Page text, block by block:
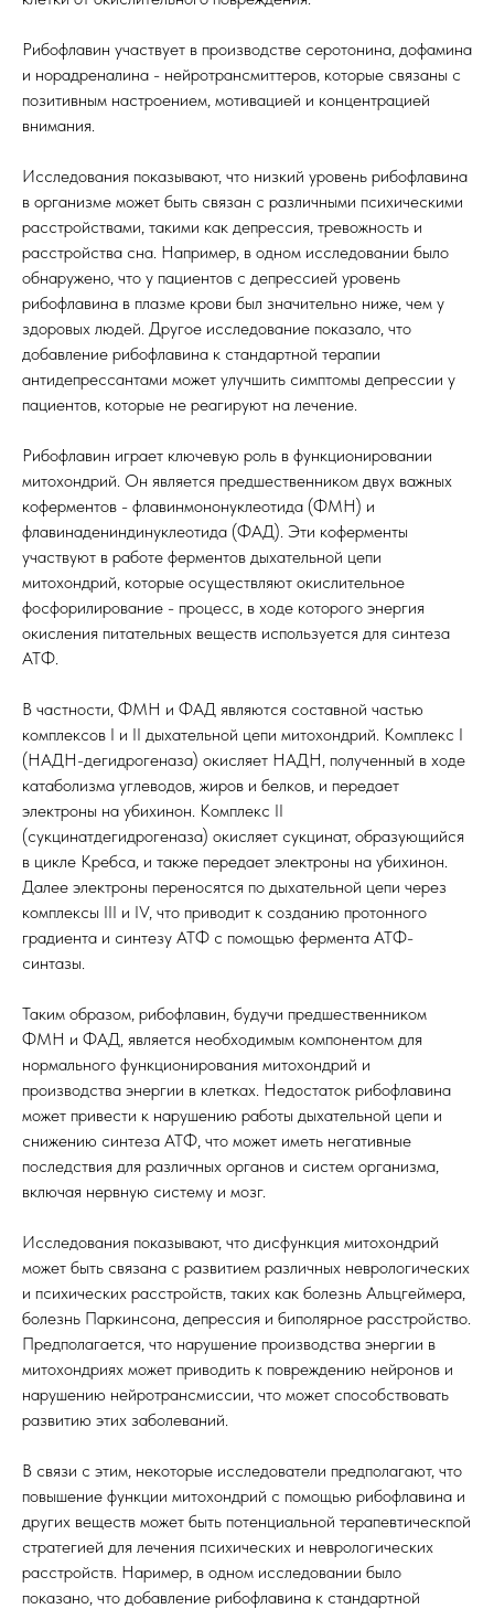
Рибофлавин участвует в производстве серотонина, дофамина
и норадреналина - нейротрансмиттеров, которые связаны с
позитивным настроением, мотивацией и концентрацией
внимания.
Исследования показывают, что низкий уровень рибофлавина
в организме может быть связан с различными психическими
расстройствами, такими как депрессия, тревожность и
расстройства сна. Например, в одном исследовании было
обнаружено, что у пациентов с депрессией уровень
рибофлавина в плазме крови был значительно ниже, чем у
здоровых людей. Другое исследование показало, что
добавление рибофлавина к стандартной терапии
антидепрессантами может улучшить симптомы депрессии у
пациентов, которые не реагируют на лечение.
Рибофлавин играет ключевую роль в функционировании
митохондрий. Он является предшественником двух важных
коферментов - флавинмононуклеотида (ФМН) и
флавинадениндинуклеотида (ФАД). Эти коферменты
участвуют в работе ферментов дыхательной цепи
митохондрий, которые осуществляют окислительное
фосфорилирование - процесс, в ходе которого энергия
окисления питательных веществ используется для синтеза
АТФ.
В частности, ФМН и ФАД являются составной частью
комплексов I и II дыхательной цепи митохондрий. Комплекс I
(НАДН-дегидрогеназа) окисляет НАДН, полученный в ходе
катаболизма углеводов, жиров и белков, и передает
электроны на убихинон. Комплекс II
(сукцинатдегидрогеназа) окисляет сукцинат, образующийся
в цикле Кребса, и также передает электроны на убихинон.
Далее электроны переносятся по дыхательной цепи через
комплексы III и IV, что приводит к созданию протонного
градиента и синтезу АТФ с помощью фермента АТФ-
синтазы.
Таким образом, рибофлавин, будучи предшественником
ФМН и ФАД, является необходимым компонентом для
нормального функционирования митохондрий и
производства энергии в клетках. Недостаток рибофлавина
может привести к нарушению работы дыхательной цепи и
снижению синтеза АТФ, что может иметь негативные
последствия для различных органов и систем организма,
включая нервную систему и мозг.
Исследования показывают, что дисфункция митохондрий
может быть связана с развитием различных неврологических
и психических расстройств, таких как болезнь Альцгеймера,
болезнь Паркинсона, депрессия и биполярное расстройство.
Предполагается, что нарушение производства энергии в
митохондриях может приводить к повреждению нейронов и
нарушению нейротрансмиссии, что может способствовать
развитию этих заболеваний.
В связи с этим, некоторые исследователи предполагают, что
повышение функции митохондрий с помощью рибофлавина и
других веществ может быть потенциальной терапевтическпой
стратегией для лечения психических и неврологических
расстройств. Наример, в одном исследовании было
показано, что добавление рибофлавина к стандартной